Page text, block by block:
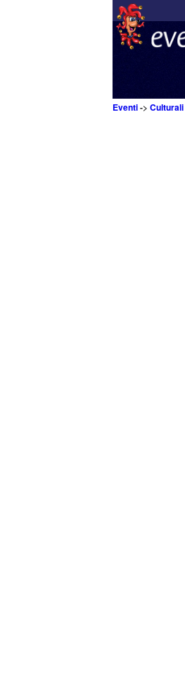
Eventi-> Culturali